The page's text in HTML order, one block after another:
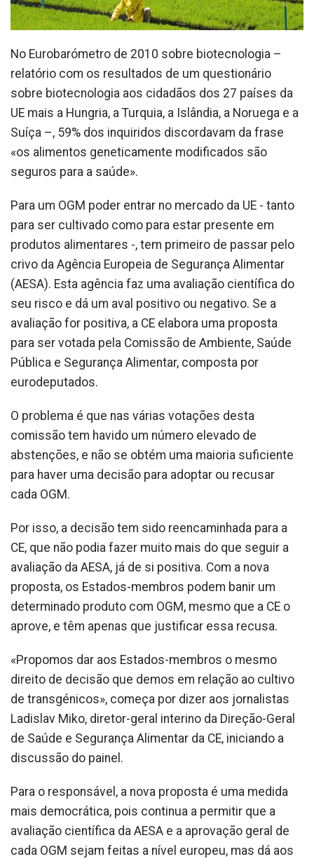
No Eurobarómetro de 2010 sobre biotecnologia –
relatório com os resultados de um questionário
sobre biotecnologia aos cidadãos dos 27 países da
UE mais a Hungria, a Turquia, a Islândia, a Noruega e a
Suíça –, 59% dos inquiridos discordavam da frase
«os alimentos geneticamente modificados são
seguros para a saúde».
Para um OGM poder entrar no mercado da UE - tanto
para ser cultivado como para estar presente em
produtos alimentares -, tem primeiro de passar pelo
crivo da Agência Europeia de Segurança Alimentar
(AESA). Esta agência faz uma avaliação científica do
seu risco e dá um aval positivo ou negativo. Se a
avaliação for positiva, a CE elabora uma proposta
para ser votada pela Comissão de Ambiente, Saúde
Pública e Segurança Alimentar, composta por
eurodeputados.
O problema é que nas várias votações desta
comissão tem havido um número elevado de
abstenções, e não se obtém uma maioria suficiente
para haver uma decisão para adoptar ou recusar
cada OGM.
Por isso, a decisão tem sido reencaminhada para a
CE, que não podia fazer muito mais do que seguir a
avaliação da AESA, já de si positiva. Com a nova
proposta, os Estados-membros podem banir um
determinado produto com OGM, mesmo que a CE o
aprove, e têm apenas que justificar essa recusa.
«Propomos dar aos Estados-membros o mesmo
direito de decisão que demos em relação ao cultivo
de transgénicos», começa por dizer aos jornalistas
Ladislav Miko, diretor-geral interino da Direção-Geral
de Saúde e Segurança Alimentar da CE, iniciando a
discussão do painel.
Para o responsável, a nova proposta é uma medida
mais democrática, pois continua a permitir que a
avaliação científica da AESA e a aprovação geral de
cada OGM sejam feitas a nível europeu, mas dá aos